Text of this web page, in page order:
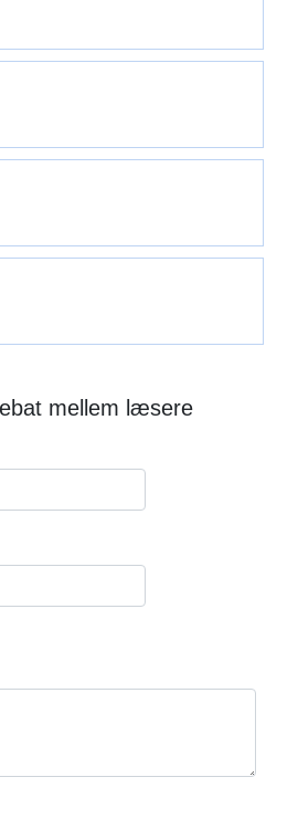
mellem læsere